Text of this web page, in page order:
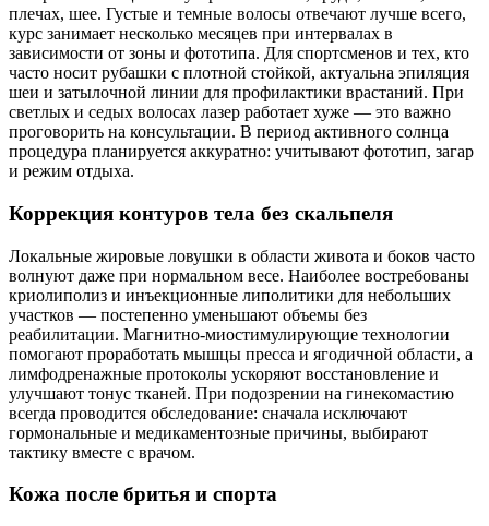
плечах, шее. Густые и темные волосы отвечают лучше всего,
курс занимает несколько месяцев при интервалах в
зависимости от зоны и фототипа. Для спортсменов и тех, кто
часто носит рубашки с плотной стойкой, актуальна эпиляция
шеи и затылочной линии для профилактики врастаний. При
светлых и седых волосах лазер работает хуже — это важно
проговорить на консультации. В период активного солнца
процедура планируется аккуратно: учитывают фототип, загар
и режим отдыха.
Коррекция контуров тела без скальпеля
Локальные жировые ловушки в области живота и боков часто
волнуют даже при нормальном весе. Наиболее востребованы
криолиполиз и инъекционные липолитики для небольших
участков — постепенно уменьшают объемы без
реабилитации. Магнитно‑миостимулирующие технологии
помогают проработать мышцы пресса и ягодичной области, а
лимфодренажные протоколы ускоряют восстановление и
улучшают тонус тканей. При подозрении на гинекомастию
всегда проводится обследование: сначала исключают
гормональные и медикаментозные причины, выбирают
тактику вместе с врачом.
Кожа после бритья и спорта